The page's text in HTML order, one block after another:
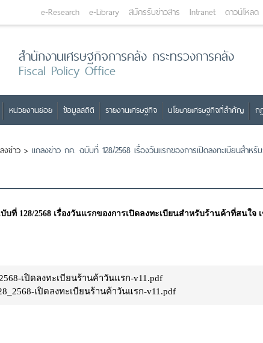
e-Research e-Library สมัครรับข่าวสาร Intranet ดาวน์โหลด
สำนักงานเศรษฐกิจการคลัง กระทรวงการคลัง
Fiscal Policy Office
หน่วยงานย่อย ข้อมูลสถิติ รายงานเศรษฐกิจ นโยบายเศรษฐกิจที่สำคัญ ก
งข่าว > แถลงข่าว กค. ฉบับที่ 128/2568 เรื่องวันแรกของการเปิดลงทะเบียนสำหรั
บที่ 128/2568 เรื่องวันแรกของการเปิดลงทะเบียนสำหรับร้านค้าที่สนใจ
เปิดลงทะเบียนร้านค้าวันแรก-v11.pdf
เปิดลงทะเบียนร้านค้าวันแรก-v11.pdf